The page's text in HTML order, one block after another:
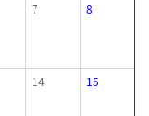
7 8
14 15